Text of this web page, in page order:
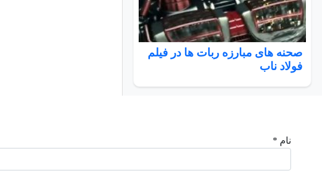
صحنه های مبارزه ربات ها در فیلم
فولاد ناب
نام *